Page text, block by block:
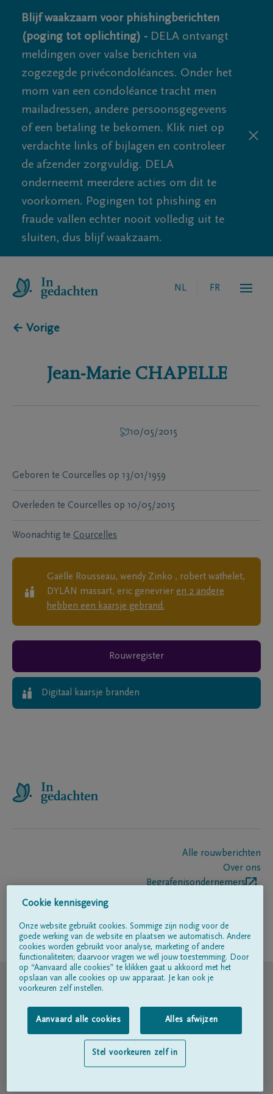
Blijf waakzaam voor phishingberichten
(poging tot oplichting) - DELA ontvangt
meldingen over valse berichten via
zogezegde privécondoléances. Onder het
mom van een condoléance tracht men
mailadressen, andere persoonsgegevens
of een betaling te bekomen. Klik niet op
verdachte links of bijlagen en controleer
de afzender zorgvuldig. DELA
onderneemt meerdere acties om dit te
voorkomen. Pogingen tot phishing en
fraude vallen echter nooit volledig uit te
sluiten, dus blijf waakzaam.
NL FR
← Vorige
Jean-Marie CHAPELLE
10/05/2015
Geboren te Courcelles op 13/01/1959
Overleden te Courcelles op 10/05/2015
Woonachtig te Courcelles
Gaëlle Rousseau, wendy Zinko , robert wathelet,
DYLAN massart, eric genevrier en 2 andere
hebben een kaarsje gebrand.
Rouwregister
Digitaal kaarsje branden
Alle rouwberichten
Over ons
Begrafenisondernemers
Volg ons op
© DELA
Gebruiksvoorwaarden
Privacyverklaring
Toegankelijkheidsverklaring
Cookie kennisgeving
Onze website gebruikt cookies. Sommige zijn nodig voor de
goede werking van de website en plaatsen we automatisch. Andere
cookies worden gebruikt voor analyse, marketing of andere
functionaliteiten; daarvoor vragen we wél jouw toestemming. Door
op “Aanvaard alle cookies” te klikken gaat u akkoord met het
opslaan van alle cookies op uw apparaat. Je kan ook je
voorkeuren zelf instellen.
Aanvaard alle cookies Alles afwijzen
Stel voorkeuren zelf in